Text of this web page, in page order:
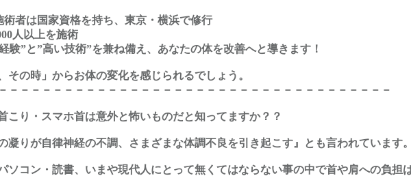
術者は国家資格を持ち、東京・横浜で修行
人以上を施術
験”と”高い技術”を兼ね備え、あなたの体を改善へと導きます！
その時」からお体の変化を感じられるでしょう。
－－－－－－－－－－－－－－－－－－－－－－－－－－－－－－－－－－－
こり・スマホ首は意外と怖いものだと知ってますか？？
凝りが自律神経の不調、さまざまな体調不良を引き起こす』とも言われています。
ソコン・読書、いまや現代人にとって無くてはならない事の中で首や肩への負担